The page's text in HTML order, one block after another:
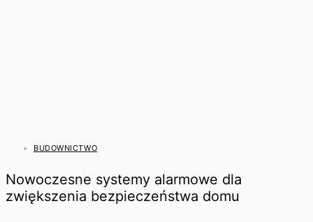
BUDOWNICTWO
Nowoczesne systemy alarmowe dla
zwiększenia bezpieczeństwa domu